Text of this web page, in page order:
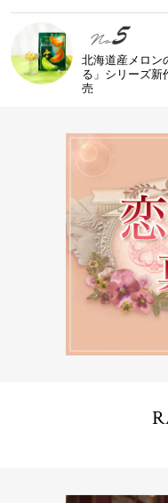
北海道産メロ
る」シリーズ新
売